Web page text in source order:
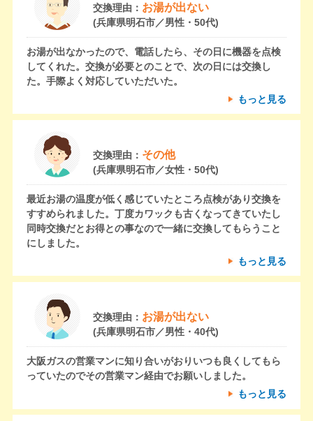
交換理由： お湯が出ない
(兵庫県明石市／男性・50代)
お湯が出なかったので、電話したら、その日に機器を点検
してくれた。交換が必要とのことで、次の日には交換し
た。手際よく対応していただいた。
もっと見る
交換理由： その他
(兵庫県明石市／女性・50代)
最近お湯の温度が低く感じていたところ点検があり交換を
すすめられました。丁度カワックも古くなってきていたし
同時交換だとお得との事なので一緒に交換してもらうこと
にしました。
もっと見る
交換理由： お湯が出ない
(兵庫県明石市／男性・40代)
大阪ガスの営業マンに知り合いがおりいつも良くしてもら
っていたのでその営業マン経由でお願いしました。
もっと見る